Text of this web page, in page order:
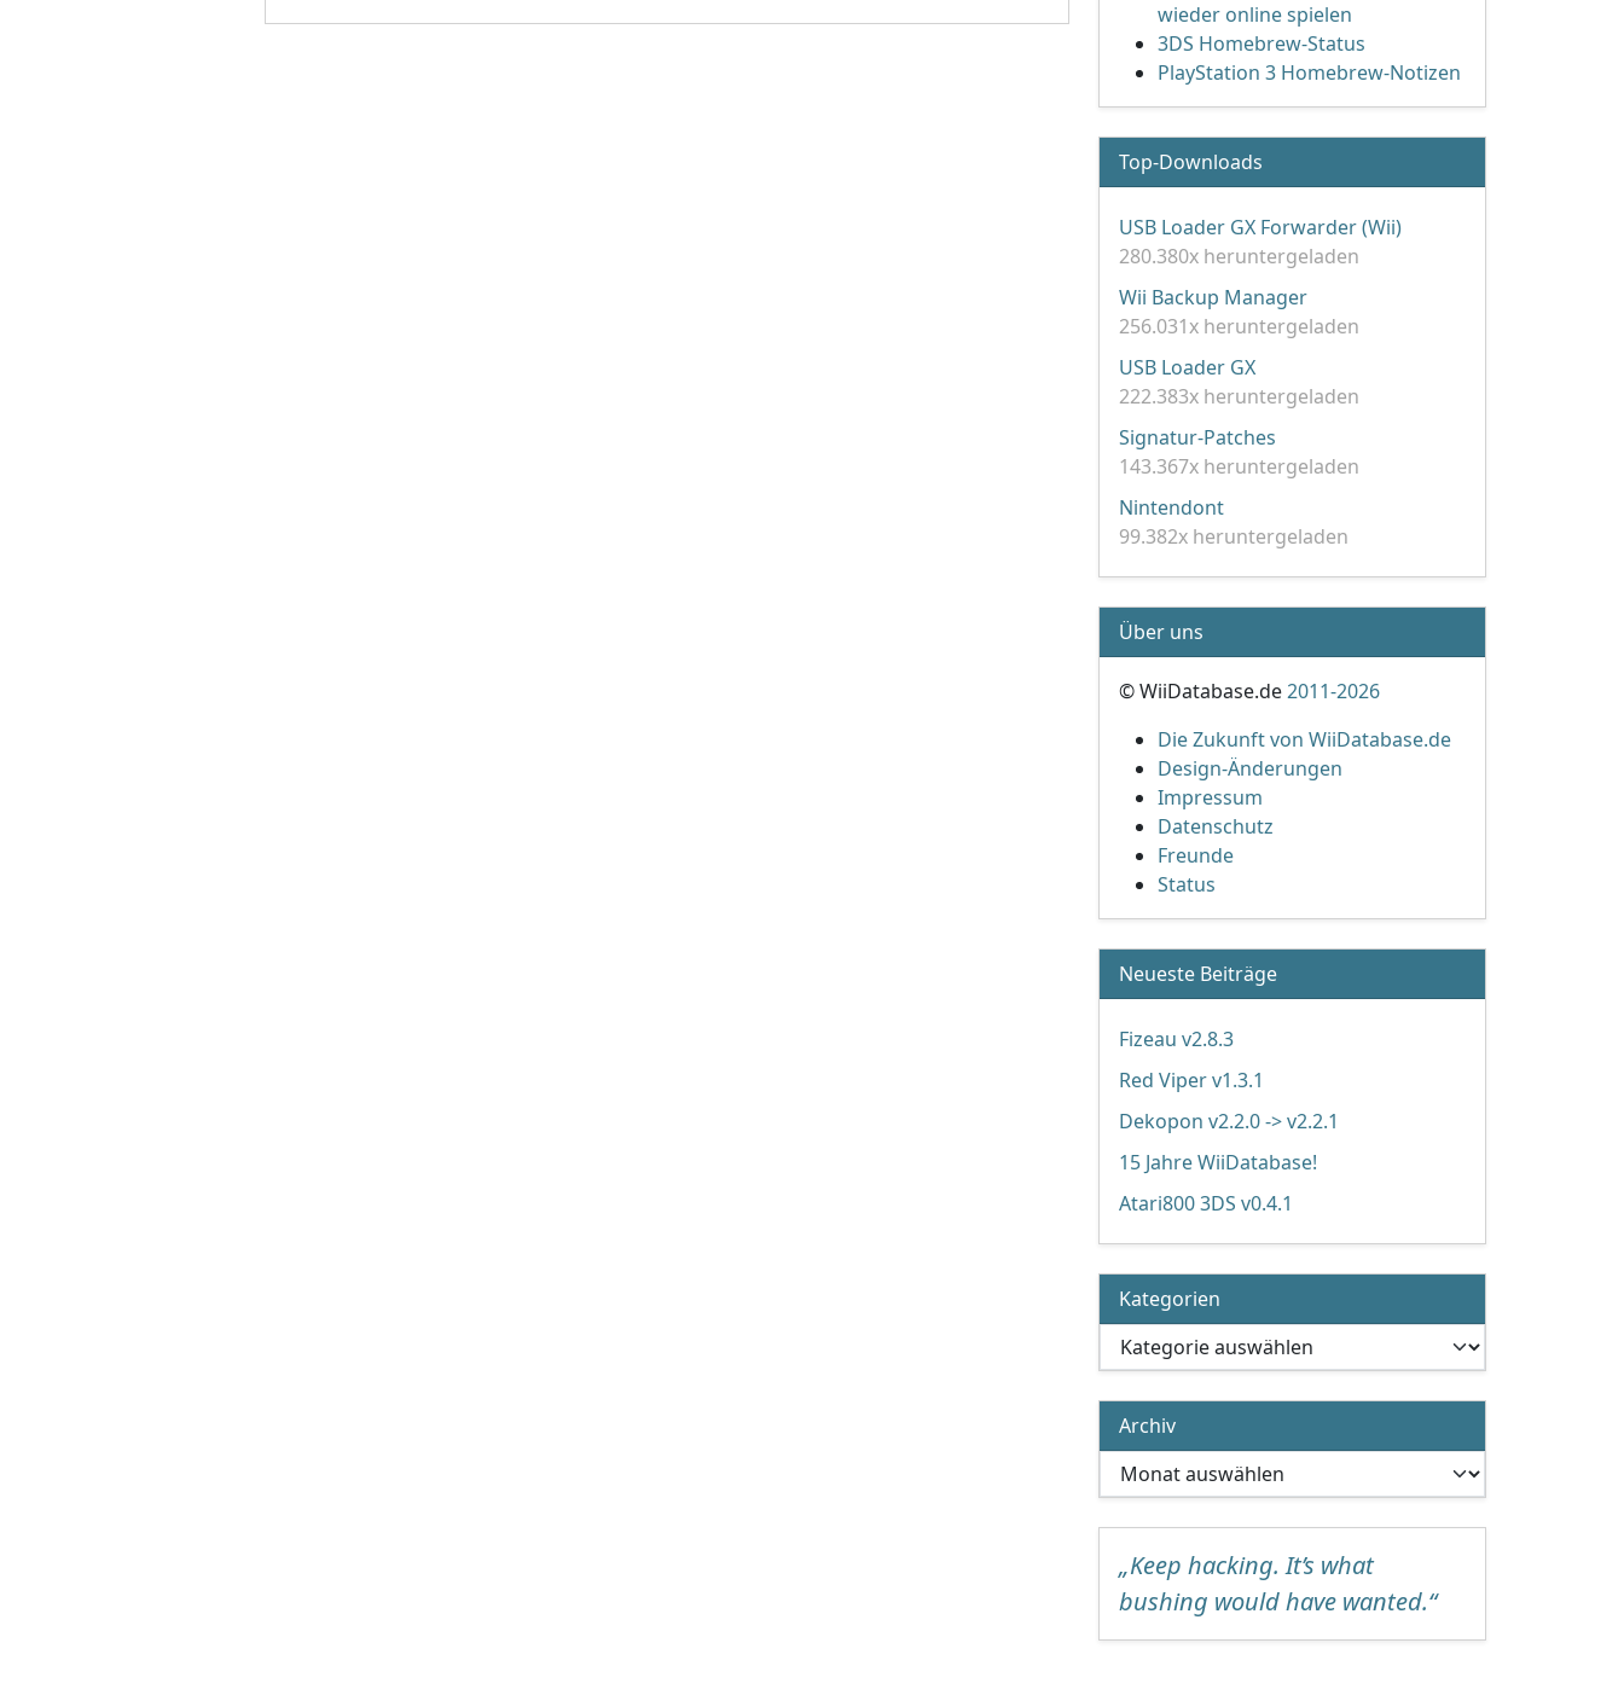
wieder online spielen
3DS Homebrew-Status
PlayStation 3 Homebrew-Notizen
Top-Downloads
USB Loader GX Forwarder (Wii)
280.380x heruntergeladen
Wii Backup Manager
256.031x heruntergeladen
USB Loader GX
222.383x heruntergeladen
Signatur-Patches
143.367x heruntergeladen
Nintendont
99.382x heruntergeladen
Über uns
© WiiDatabase.de2011-2026
Die Zukunft von WiiDatabase.de
Design-Änderungen
Impressum
Datenschutz
Freunde
Status
Neueste Beiträge
Fizeau v2.8.3
Red Viper v1.3.1
Dekopon v2.2.0 -> v2.2.1
15 Jahre WiiDatabase!
Atari800 3DS v0.4.1
Kategorien
Kategorien
Archiv
Archiv
„Keep hacking. It’s what
bushing would have wanted.“